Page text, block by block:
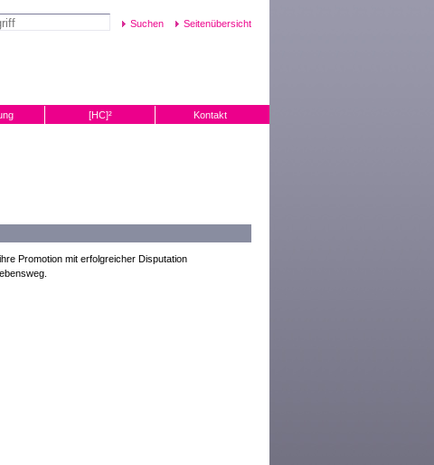
Seitenübersicht
[HC]² Kontakt
Promotion mit erfolgreicher Disputation